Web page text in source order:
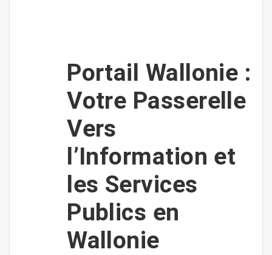
Portail Wallonie :
Votre Passerelle
Vers
l’Information et
les Services
Publics en
Wallonie